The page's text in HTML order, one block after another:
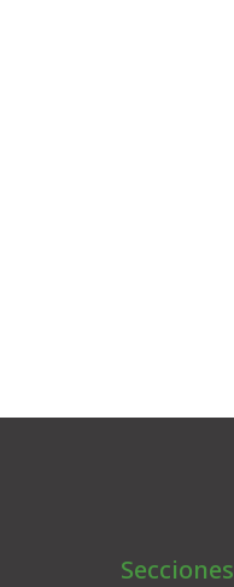
Secciones